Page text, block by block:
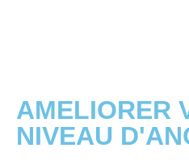
AMELIORER
NIVEAU